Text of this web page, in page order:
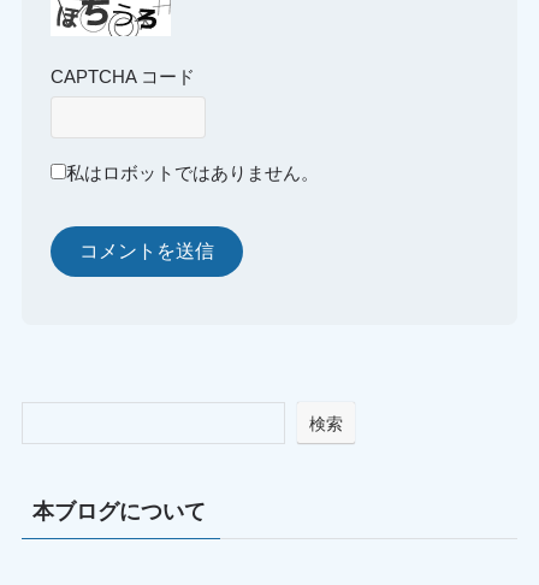
CAPTCHA コード
私はロボットではありません。
検索
本ブログについて